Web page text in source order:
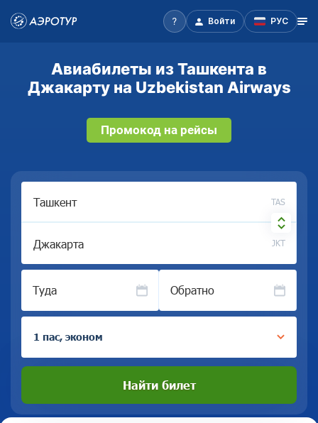
Войти РУС
Авиабилеты из Ташкента в
Джакарту на Uzbekistan Airways
Промокод на рейсы
TAS
JKT
Туда Обратно
1 пас, эконом
Найти билет